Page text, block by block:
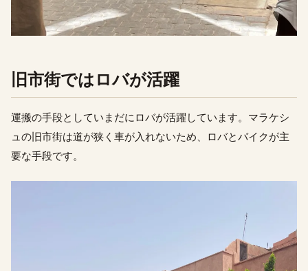
旧市街ではロバが活躍
運搬の手段としていまだにロバが活躍しています。マラケシ
ュの旧市街は道が狭く車が入れないため、ロバとバイクが主
要な手段です。